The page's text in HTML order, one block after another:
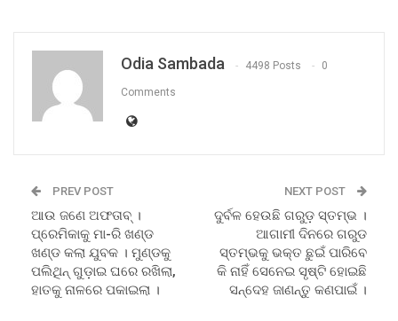
Odia Sambada 4498 Posts 0
Comments
PREV POST
ଆଉ ଜଣେ ଅଫତାବ୍ ।
ପ୍ରେମିକାକୁ ମା-ରି ଖଣ୍ଡ
ଖଣ୍ଡ କଲା ଯୁବକ । ମୁଣ୍ଡକୁ
ପଲିଥିନ୍‌ ଗୁଡ଼ାଇ ଘରେ ରଖିଲା,
ହାତକୁ ନାଳରେ ପକାଇଲା ।
NEXT POST
ଦୁର୍ବଳ ହେଉଛି ଗରୁଡ଼ ସ୍ତମ୍ଭ ।
ଆଗାମୀ ଦିନରେ ଗରୁଡ
ସ୍ତମ୍ଭକୁ ଭକ୍ତ ଛୁଇଁ ପାରିବେ
କି ନାହିଁ ସେନେଇ ସୃଷ୍ଟି ହୋଇଛି
ସନ୍ଦେହ ଜାଣନ୍ତୁ କଣପାଇଁ ।